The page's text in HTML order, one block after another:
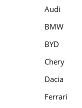
Audi
BMW
BYD
Chery
Dacia
Ferrari